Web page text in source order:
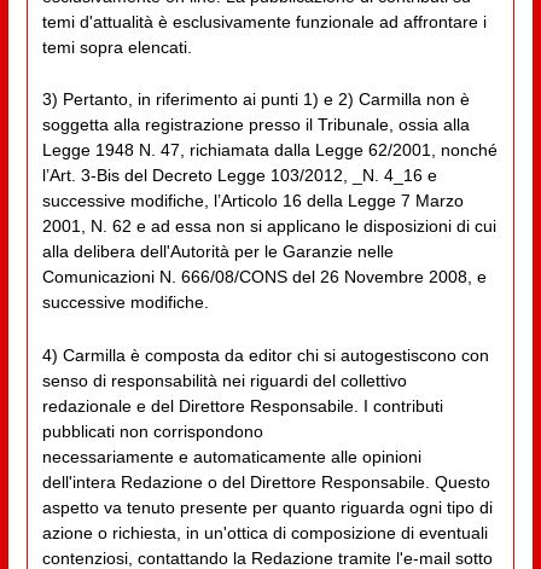
temi d'attualità è esclusivamente funzionale ad affrontare i
temi sopra elencati.
3) Pertanto, in riferimento ai punti 1) e 2) Carmilla non è
soggetta alla registrazione presso il Tribunale, ossia alla
Legge 1948 N. 47, richiamata dalla Legge 62/2001, nonché
l’Art. 3-Bis del Decreto Legge 103/2012, _N. 4_16 e
successive modifiche, l’Articolo 16 della Legge 7 Marzo
2001, N. 62 e ad essa non si applicano le disposizioni di cui
alla delibera dell'Autorità per le Garanzie nelle
Comunicazioni N. 666/08/CONS del 26 Novembre 2008, e
successive modifiche.
4) Carmilla è composta da editor chi si autogestiscono con
senso di responsabilità nei riguardi del collettivo
redazionale e del Direttore Responsabile. I contributi
pubblicati non corrispondono
necessariamente e automaticamente alle opinioni
dell'intera Redazione o del Direttore Responsabile. Questo
aspetto va tenuto presente per quanto riguarda ogni tipo di
azione o richiesta, in un'ottica di composizione di eventuali
contenziosi, contattando la Redazione tramite l'e-mail sotto